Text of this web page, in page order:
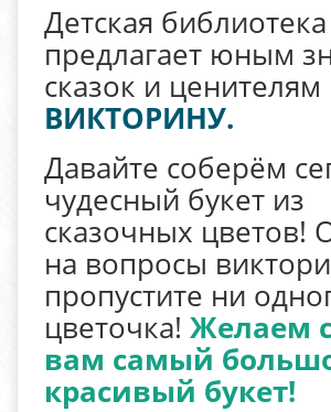
Детская библиотека
предлагает юным
сказок и ценителям
ВИКТОРИНУ.
Давайте соберём
чудесный букет из
сказочных цветов!
на вопросы
пропустите ни
цветочка! Желаем
вам самый
красивый букет!